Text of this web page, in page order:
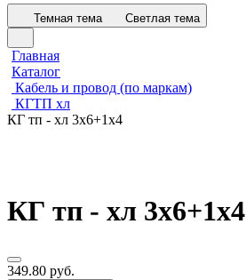
Темная тема Светлая тема
Главная
Каталог
Кабель и провод (по маркам)
КГТП хл
КГ тп - хл 3х6+1х4
КГ тп - хл 3х6+1х4
349.80 руб.